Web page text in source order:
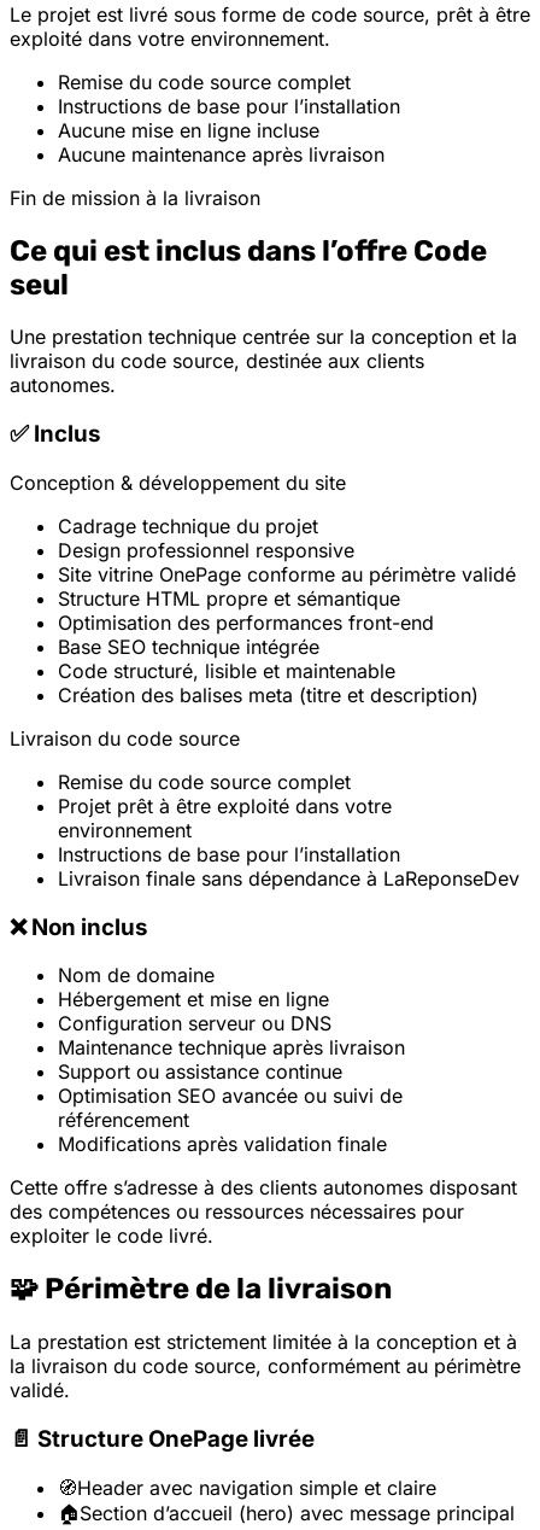
Le projet est livré sous forme de code source, prêt à être
exploité dans votre environnement.
Remise du code source complet
Instructions de base pour l’installation
Aucune mise en ligne incluse
Aucune maintenance après livraison
Fin de mission à la livraison
Ce qui est inclus dans l’offre Code
seul
Une prestation technique centrée sur la conception et la
livraison du code source, destinée aux clients
autonomes.
✅ Inclus
Conception & développement du site
Cadrage technique du projet
Design professionnel responsive
Site vitrine OnePage conforme au périmètre validé
Structure HTML propre et sémantique
Optimisation des performances front-end
Base SEO technique intégrée
Code structuré, lisible et maintenable
Création des balises meta (titre et description)
Livraison du code source
Remise du code source complet
Projet prêt à être exploité dans votre
environnement
Instructions de base pour l’installation
Livraison finale sans dépendance à LaReponseDev
❌ Non inclus
Nom de domaine
Hébergement et mise en ligne
Configuration serveur ou DNS
Maintenance technique après livraison
Support ou assistance continue
Optimisation SEO avancée ou suivi de
référencement
Modifications après validation finale
Cette offre s’adresse à des clients autonomes disposant
des compétences ou ressources nécessaires pour
exploiter le code livré.
🧩 Périmètre de la livraison
La prestation est strictement limitée à la conception et à
la livraison du code source, conformément au périmètre
validé.
📄 Structure OnePage livrée
🧭Header avec navigation simple et claire
🏠Section d’accueil (hero) avec message principal